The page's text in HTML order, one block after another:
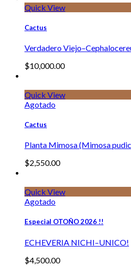
Quick View
Cactus
Verdadero
$10,000.00
Quick View
Agotado
Cactus
Planta Mimosa (Mimosa
$2,550.00
Quick View
Agotado
Especial OTOÑO 2026 !!
ECHEVERIA NICHI–UNICO!
$4,500.00